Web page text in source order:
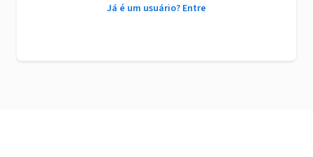
Já é um usuário? Entre